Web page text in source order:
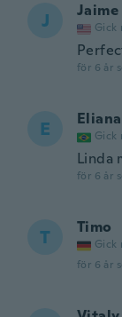
J Jaime
Gick
för 6 år
E Eliana
Gick
Linda
för 6 år
T Timo
Gick
för 6 år